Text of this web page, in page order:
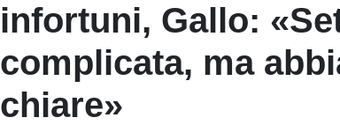
infortuni, Gallo:
complicata, ma
chiare»